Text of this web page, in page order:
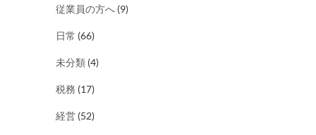
従業員の方へ (9)
日常 (66)
未分類 (4)
税務 (17)
経営 (52)